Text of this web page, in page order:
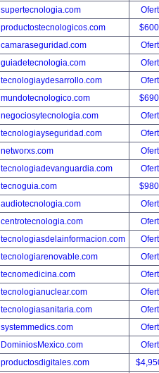
supertecnologia.com
productostecnologicos.com
camaraseguridad.com
guiadetecnologia.com
tecnologiaydesarrollo.com
mundotecnologico.com
negociosytecnologia.com
tecnologiayseguridad.com
networxs.com
tecnologiadevanguardia.com
tecnoguia.com
audiotecnologia.com
centrotecnologia.com
tecnologiasdelainformacion.com
tecnologiarenovable.com
tecnomedicina.com
tecnologianuclear.com
tecnologiasanitaria.com
systemmedics.com
DominiosMexico.com
productosdigitales.com